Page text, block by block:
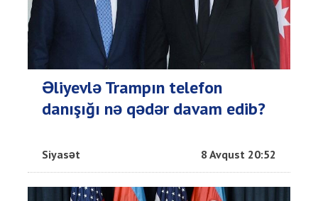
Əliyevlə Trampın telefon
danışığı nə qədər davam edib?
Siyasət 8 Avqust 20:52